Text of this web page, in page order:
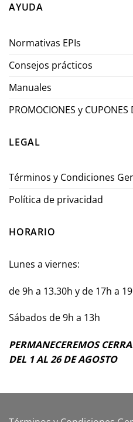
AYUDA
Normativas EPIs
Consejos prácticos
Manuales
PROMOCIONES y CUPONES
LEGAL
Términos y Condiciones
Política de privacidad
HORARIO
Lunes a viernes:
de 9h a 13.30h y de 17h a
Sábados de 9h a 13h
PERMANECEREMOS
DEL 1 AL 26 DE AGOSTO